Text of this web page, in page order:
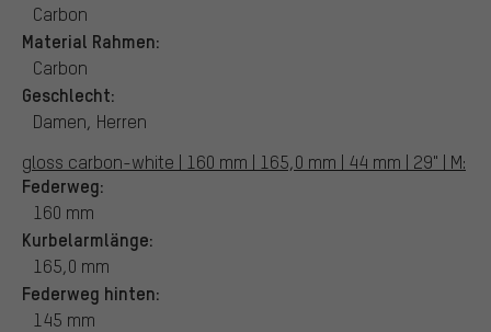
Carbon
Material Rahmen:
Carbon
Geschlecht:
Damen, Herren
gloss carbon-white | 160 mm | 165,0 mm | 44 mm | 29" | M:
Federweg:
160 mm
Kurbelarmlänge:
165,0 mm
Federweg hinten:
145 mm